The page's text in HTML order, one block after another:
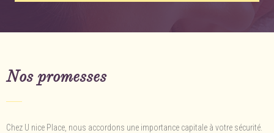
Nos promesses
Chez U nice Place, nous accordons une importance capitale à votre sécurité.